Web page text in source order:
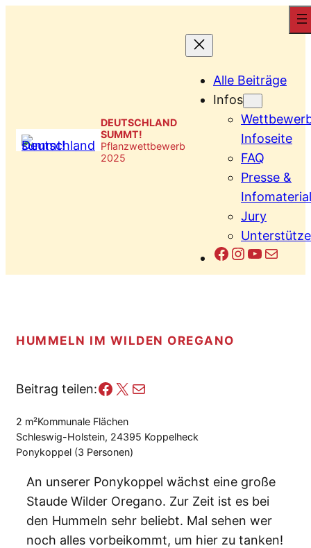
DEUTSCHLAND
SUMMT!
Pflanzwettbewerb
2025
Alle Beiträge
Infos
Infoseite
FAQ
Presse &
Infomaterial
Jury
Facebook
Instagram
E-Mail
HUMMELN IM WILDEN OREGANO
Beitrag teilen:Facebook
X E-Mail
2 m²Kommunale Flächen
Schleswig-Holstein, 24395 Koppelheck
Ponykoppel (3 Personen)
An unserer Ponykoppel wächst eine große
Staude Wilder Oregano. Zur Zeit ist es bei
den Hummeln sehr beliebt. Mal sehen wer
noch alles vorbeikommt, um hier zu tanken!